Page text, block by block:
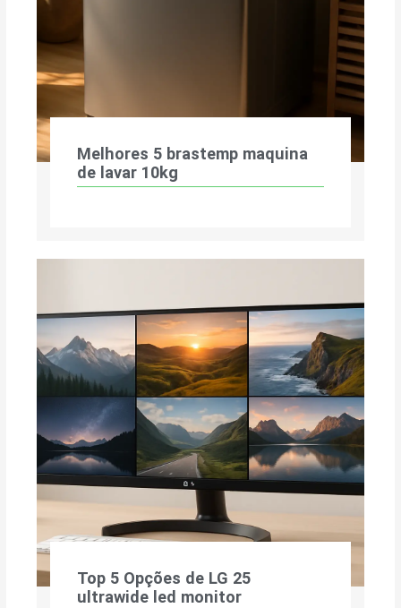
Melhores 5 brastemp maquina
de lavar 10kg
Top 5 Opções de LG 25
ultrawide led monitor